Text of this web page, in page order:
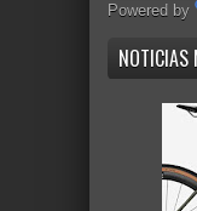
Powered by
NOTICIAS